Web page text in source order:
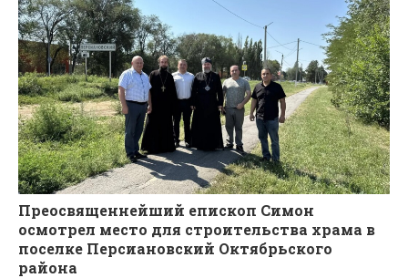
Преосвященнейший епископ Симон
осмотрел место для строительства храма в
поселке Персиановский Октябрьского
района